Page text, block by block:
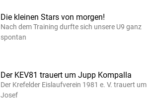
Die kleinen Stars von morgen!
Nach dem Training durfte sich unsere U9 ganz
spontan
Der KEV81 trauert um Jupp Kompalla
Der Krefelder Eislaufverein 1981 e. V. trauert um
Josef